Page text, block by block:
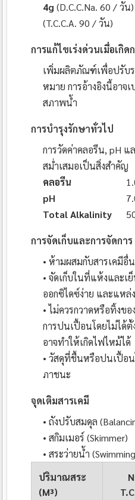
4g (D.C.C.Na. 60 / วัน
(T.C.C.A. 90 / วัน)
การแก้ไขเร่งด่วนเมื่อเกิ
เพิ่มผลิตภัณฑ์เพื่อปรับร
หมาย การอ้างอิงนี้อาจ
สภาพน้ำ
การบำรุงรักษาทั่วไป
การวัดค่าคลอรีน, pH แ
สม่ำเสมอเป็นสิ่งสำคัญ
คลอรีน
pH
Total Alkalinity
การจัดเก็บและการจัดการ
• ห้ามผสมกับสารเคมีอื่น
• จัดเก็บในที่แห้งและเ
ออกซิไดซ์ง่าย และแหล่
• ไม่ควรกวาดหรือทิ้งขอ
การปนเปื้อนโดยไม่ได้ตั้
อาจทำให้เกิดไฟไหม้ได้
• วัสดุที่ชื้นหรือปนเปื้อน
ภาชนะ
จุดเติมสารเคมี
• ถังปรับสมดุล
• สกิมเมอร์ (Skimmer)
• สระว่ายน้ำ
ปริมาณสระ
(M³)